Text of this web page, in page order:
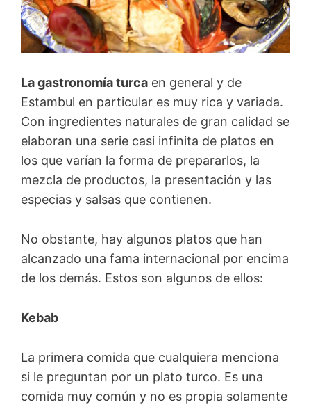
La gastronomía turca en general y de
Estambul en particular es muy rica y variada.
Con ingredientes naturales de gran calidad se
elaboran una serie casi infinita de platos en
los que varían la forma de prepararlos, la
mezcla de productos, la presentación y las
especias y salsas que contienen.
No obstante, hay algunos platos que han
alcanzado una fama internacional por encima
de los demás. Estos son algunos de ellos:
Kebab
La primera comida que cualquiera menciona
si le preguntan por un plato turco. Es una
comida muy común y no es propia solamente